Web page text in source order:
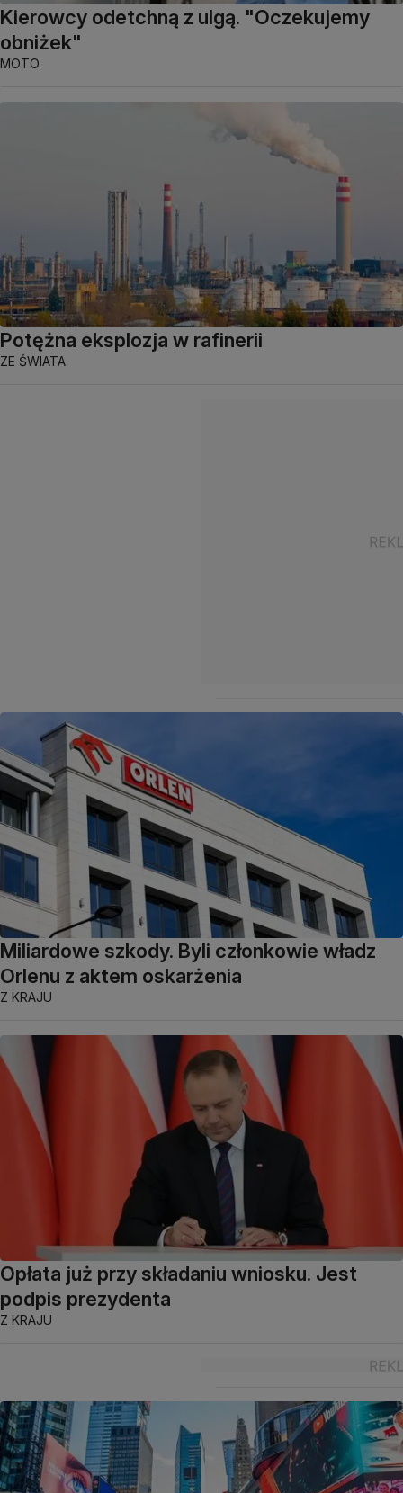
Kierowcy odetchną z ulgą. "Oczekujemy
obniżek"
MOTO
Potężna eksplozja w rafinerii
ZE ŚWIATA
Miliardowe szkody. Byli członkowie władz
Orlenu z aktem oskarżenia
Z KRAJU
Opłata już przy składaniu wniosku. Jest
podpis prezydenta
Z KRAJU